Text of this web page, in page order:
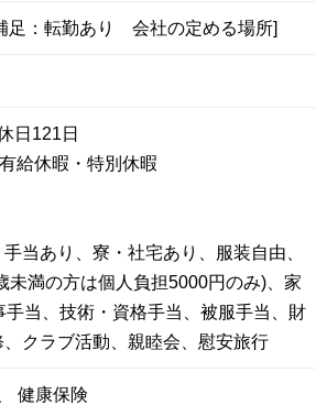
足：転勤あり 会社の定める場所]
日121日
給休暇・特別休暇
当あり、寮・社宅あり、服装自由、
未満の方は個人負担5000円のみ)、家
当、技術・資格手当、被服手当、財
クラブ活動、親睦会、慰安旅行
健康保険